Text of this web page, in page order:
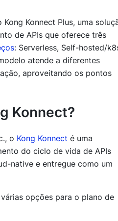
Konnect Plus, uma
de APIs que oferece três
: Serverless, Self-hosted/
atende a diferentes
aproveitando os pontos
Konnect?
o Kong Konnect é uma
do ciclo de vida de APIs
native e entregue como um
opções para o plano de